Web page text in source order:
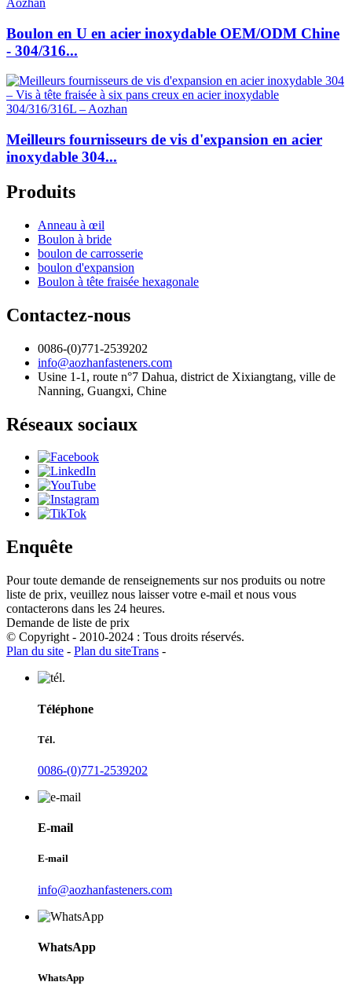
Boulon en U en acier inoxydable OEM/ODM Chine
- 304/316...
Meilleurs fournisseurs de vis d'expansion en acier
inoxydable 304...
Produits
Anneau à œil
Boulon à bride
boulon de carrosserie
boulon d'expansion
Boulon à tête fraisée hexagonale
Contactez-nous
0086-(0)771-2539202
info@aozhanfasteners.com
Usine 1-1, route n°7 Dahua, district de Xixiangtang, ville de
Nanning, Guangxi, Chine
Réseaux sociaux
Enquête
Pour toute demande de renseignements sur nos produits ou notre
liste de prix, veuillez nous laisser votre e-mail et nous vous
contacterons dans les 24 heures.
Demande de liste de prix
© Copyright - 2010-2024 : Tous droits réservés.
Plan du site - Plan du siteTrans -
Téléphone
Tél.
0086-(0)771-2539202
E-mail
E-mail
info@aozhanfasteners.com
WhatsApp
WhatsApp